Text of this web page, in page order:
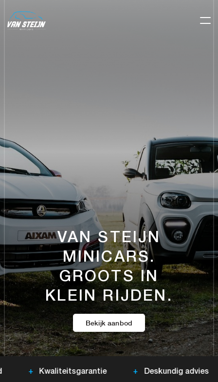
VAN STEIJN
MINICARS.
GROOTS IN
KLEIN RIJDEN.
Bekijk aanbod
Kwaliteitsgarantie Deskundig advies